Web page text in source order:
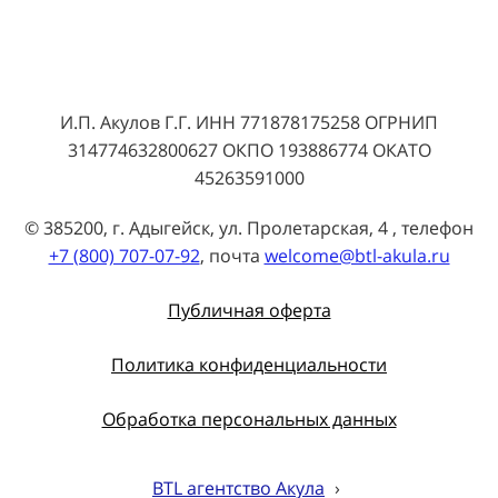
И.П. Акулов Г.Г. ИНН 771878175258 ОГРНИП
314774632800627 ОКПО 193886774 ОКАТО
45263591000
© 385200, г. Адыгейск, ул. Пролетарская, 4 , телефон
+7 (800) 707-07-92, почта welcome@btl-akula.ru
Публичная оферта
Политика конфиденциальности
Обработка персональных данных
BTL агентство Акула ›